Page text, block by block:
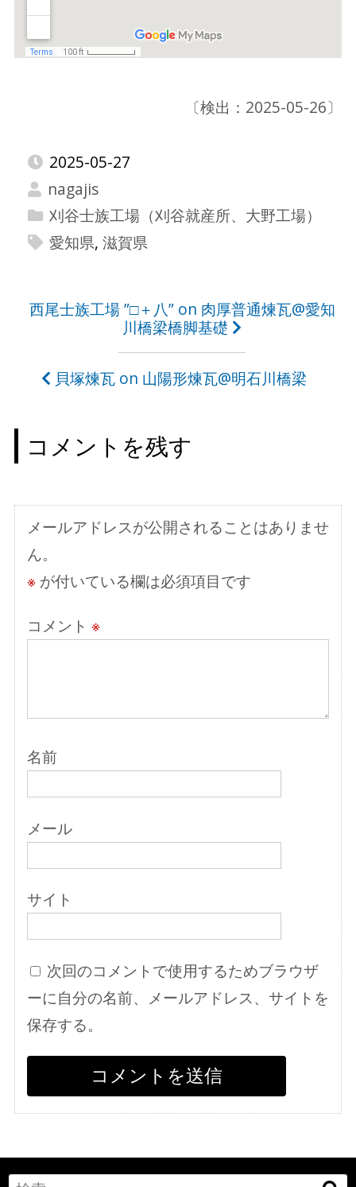
〔検出：2025-05-26〕
2025-05-27
nagajis
刈谷士族工場（刈谷就産所、大野工場）
愛知県, 滋賀県
投
ゲ
ー
ョ
ン
西尾士族工場 ”□＋八” on 肉厚普通煉瓦@愛知
川橋梁橋脚基礎
貝塚煉瓦 on 山陽形煉瓦@明石川橋梁
コメントを残す
メールアドレスが公開されることはありませ
ん。
※が付いている欄は必須項目です
コメント ※
名前
メール
サイト
次回のコメントで使用するためブラウザ
ーに自分の名前、メールアドレス、サイトを
保存する。